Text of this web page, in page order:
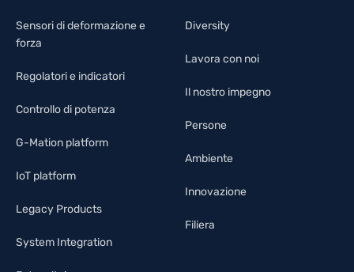
Sensori di deformazione e
forza
Regolatori e indicatori
Controllo di potenza
G-Mation platform
IoT platform
Legacy Products
System Integration
Diversity
Lavora con noi
Il nostro impegno
Persone
Ambiente
Innovazione
Filiera